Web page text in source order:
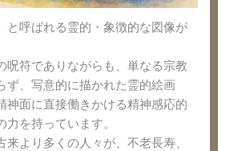
と呼ばれる霊的・象徴的な図像が
符でありながらも、単なる宗教
ず、写意的に描かれた霊的絵画
神面に直接働きかける精神感応的
力を持っています。
より多くの人々が、不老長寿、